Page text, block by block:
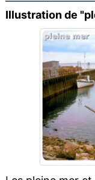
Illustration de